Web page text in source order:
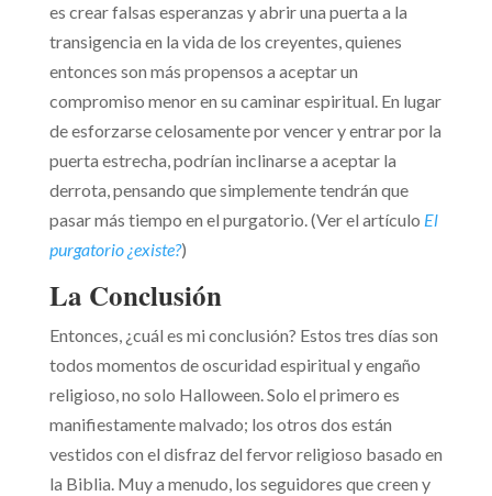
es crear falsas esperanzas y abrir una puerta a la
transigencia en la vida de los creyentes, quienes
entonces son más propensos a aceptar un
compromiso menor en su caminar espiritual. En lugar
de esforzarse celosamente por vencer y entrar por la
puerta estrecha, podrían inclinarse a aceptar la
derrota, pensando que simplemente tendrán que
pasar más tiempo en el purgatorio. (Ver el artículo El
purgatorio ¿existe?)
La Conclusión
Entonces, ¿cuál es mi conclusión? Estos tres días son
todos momentos de oscuridad espiritual y engaño
religioso, no solo Halloween. Solo el primero es
manifiestamente malvado; los otros dos están
vestidos con el disfraz del fervor religioso basado en
la Biblia. Muy a menudo, los seguidores que creen y